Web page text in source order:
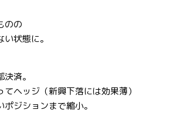
のの
状態に。
済。
ヘッジ（新興下落には効果薄）
ジションまで縮小。